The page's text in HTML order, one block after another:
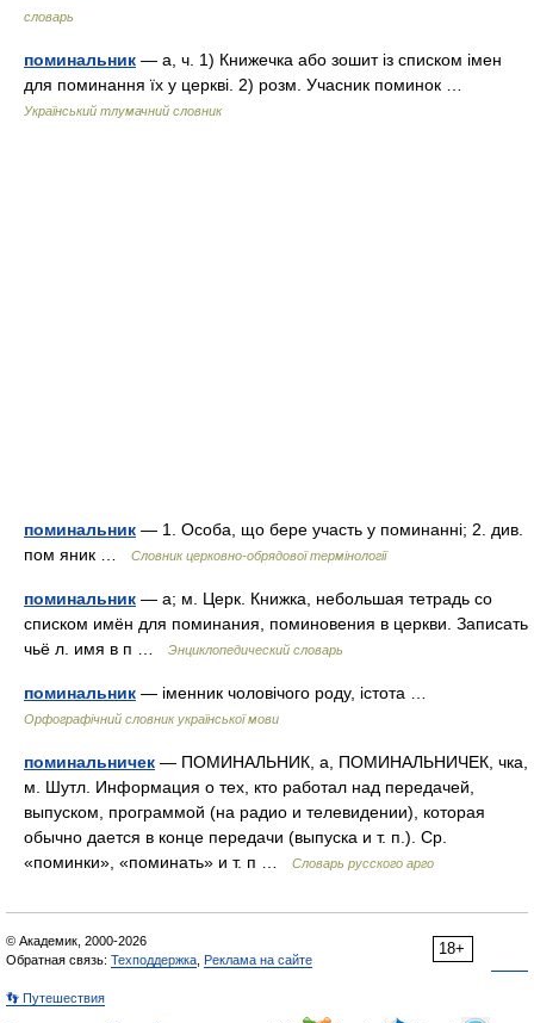
словарь
поминальник — а, ч. 1) Книжечка або зошит із списком імен
для поминання їх у церкві. 2) розм. Учасник поминок …
Український тлумачний словник
поминальник — 1. Особа, що бере участь у поминанні; 2. див.
пом яник …
Словник церковно-обрядової термінології
поминальник — а; м. Церк. Книжка, небольшая тетрадь со
списком имён для поминания, поминовения в церкви. Записать
чьё л. имя в п …
Энциклопедический словарь
поминальник — іменник чоловічого роду, істота …
Орфографічний словник української мови
поминальничек — ПОМИНАЛЬНИК, а, ПОМИНАЛЬНИЧЕК, чка,
м. Шутл. Информация о тех, кто работал над передачей,
выпуском, программой (на радио и телевидении), которая
обычно дается в конце передачи (выпуска и т. п.). Ср.
«поминки», «поминать» и т. п …
Словарь русского арго
18+
© Академик, 2000-2026
Обратная связь: Техподдержка Реклама на сайте
👣 Путешествия